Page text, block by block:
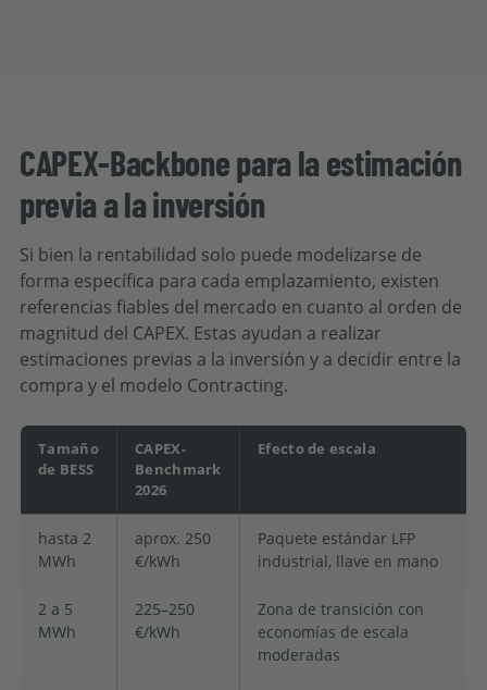
CAPEX-Backbone para la estimación
previa a la inversión
Si bien la rentabilidad solo puede modelizarse de
forma específica para cada emplazamiento, existen
referencias fiables del mercado en cuanto al orden de
magnitud del CAPEX. Estas ayudan a realizar
estimaciones previas a la inversión y a decidir entre la
compra y el modelo Contracting.
Tamaño
de BESS
CAPEX-
Benchmark
2026
Efecto de escala
hasta 2
MWh
aprox. 250
€/kWh
Paquete estándar LFP
industrial, llave en mano
2 a 5
MWh
225–250
€/kWh
Zona de transición con
economías de escala
moderadas